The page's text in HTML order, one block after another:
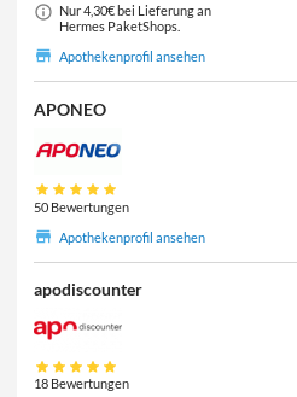
Nur 4,30€ bei Lieferung an
Hermes PaketShops.
Apothekenprofil ansehen
APONEO
50 Bewertungen
Apothekenprofil ansehen
apodiscounter
18 Bewertungen